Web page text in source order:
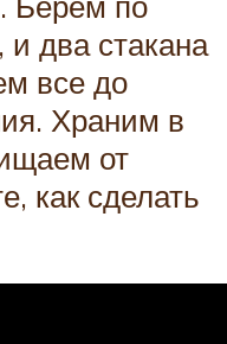
, и два стакана
все до
Храним в
от
как сделать